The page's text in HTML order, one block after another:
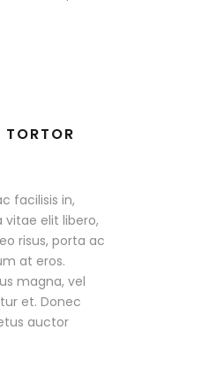
TORTOR
facilisis in,
vitae elit libero,
risus, porta ac
at eros.
magna, vel
et. Donec
auctor